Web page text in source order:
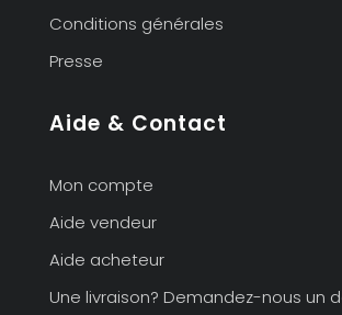
Conditions générales
Presse
Aide & Contact
Mon compte
Aide vendeur
Aide acheteur
Une livraison? Demandez-nous un